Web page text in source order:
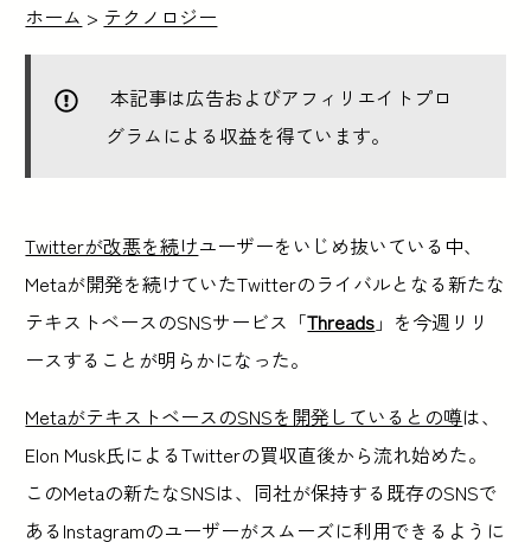
ホーム > テクノロジー
本記事は広告およびアフィリエイトプロ
グラムによる収益を得ています。
Twitterが改悪を続けユーザーをいじめ抜いている中、
Metaが開発を続けていたTwitterのライバルとなる新たな
テキストベースのSNSサービス「Threads 」を今週リリ
ースすることが明らかになった。
MetaがテキストベースのSNSを開発しているとの噂は、
Elon Musk氏によるTwitterの買収直後から流れ始めた。
このMetaの新たなSNSは、同社が保持する既存のSNSで
あるInstagramのユーザーがスムーズに利用できるように